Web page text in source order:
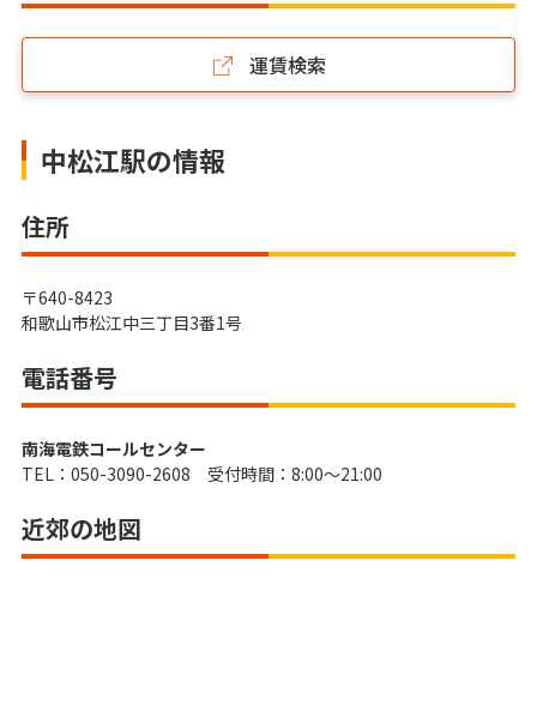
運賃検索
中松江駅の情報
住所
〒640-8423
和歌山市松江中三丁目3番1号
電話番号
南海電鉄コールセンター
TEL：050-3090-2608 受付時間：8:00～21:00
近郊の地図